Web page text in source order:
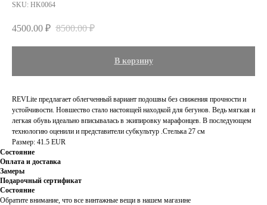
SKU: HK0064
4500.00 ₽ 8500.00 ₽
В корзину
REVLite предлагает облегченный вариант подошвы без снижения прочности и
устойчивости. Новшество стало настоящей находкой для бегунов. Ведь мягкая и
легкая обувь идеально вписывалась в экипировку марафонцев. В последующем
технологию оценили и представители субкультур .Cтелька 27 см
Размер: 41.5 EUR
Состояние
Оплата и доставка
Замеры
Подарочный сертификат
Состояние
Обратите внимание, что все винтажные вещи в нашем магазине